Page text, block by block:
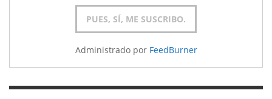
Administrado por FeedBurner